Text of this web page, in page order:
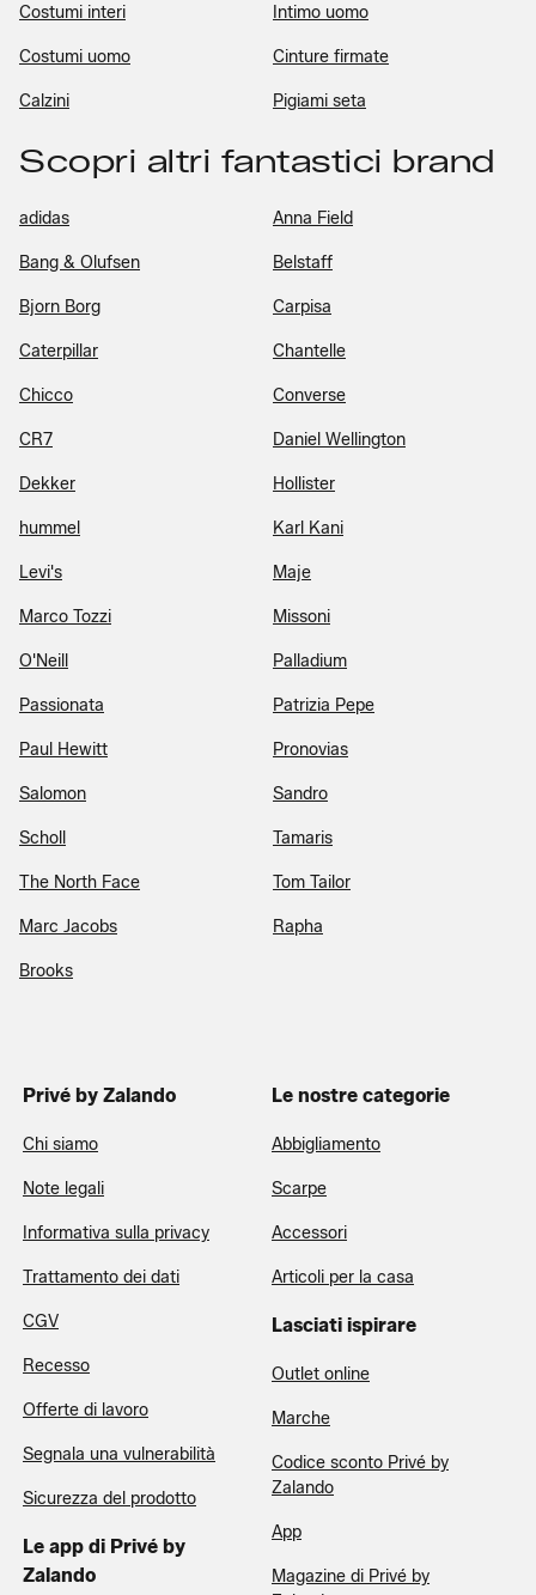
Costumi interi Intimo uomo
Costumi uomo Cinture firmate
Calzini Pigiami seta
Scopri altri fantastici brand
adidas Anna Field
Bang & Olufsen Belstaff
Bjorn Borg Carpisa
Caterpillar Chantelle
Chicco Converse
CR7 Daniel Wellington
Dekker Hollister
hummel Karl Kani
Levi's Maje
Marco Tozzi Missoni
O'Neill Palladium
Passionata Patrizia Pepe
Paul Hewitt Pronovias
Salomon Sandro
Scholl Tamaris
The North Face Tom Tailor
Marc Jacobs Rapha
Brooks
Privé by Zalando
Chi siamo
Note legali
Informativa sulla privacy
Trattamento dei dati
CGV
Recesso
Offerte di lavoro
Segnala una vulnerabilità
Sicurezza del prodotto
Le app di Privé by
Zalando
Le nostre categorie
Abbigliamento
Scarpe
Accessori
Articoli per la casa
Lasciati ispirare
Outlet online
Marche
Codice sconto Privé by
Zalando
App
Magazine di Privé by